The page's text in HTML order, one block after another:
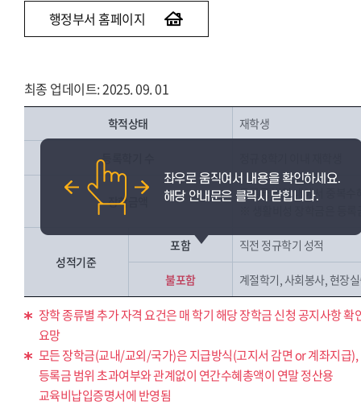
행정부서 홈페이지
최종 업데이트: 2025. 09. 01
학적상태 재학생
등록학기 수
장학금액
등록금 범위 내에서 중복수
성적기준
포함 직전 정규학기 성적
불포함 계절학기, 사회봉사, 현장
장학 종류별 추가 자격 요건은 매 학기 해당 장학금 신청 공지사항 확
요망
모든 장학금(교내/교외/국가)은 지급방식(고지서 감면 or 계좌지급),
등록금 범위 초과여부와 관계없이 연간수혜총액이 연말 정산용
교육비납입증명서에 반영됨